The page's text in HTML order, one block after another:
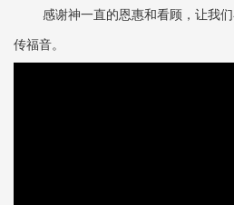
感谢神一直的恩惠和看顾，让我们
传福音。